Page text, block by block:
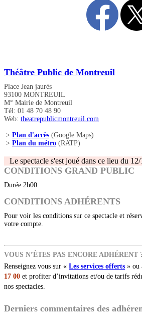
Théâtre Public de Montreuil
Place Jean jaurès
93100 MONTREUIL
M° Mairie de Montreuil
Tél: 01 48 70 48 90
Web: theatrepublicmontreuil.com
> Plan d'accès (Google Maps)
> Plan du métro (RATP)
Le spectacle s'est joué dans ce lieu du
CONDITIONS GRAND PUBLIC
Durée 2h00.
CONDITIONS ADHÉRENTS
Pour voir les conditions sur ce spectacle et
votre compte.
VOUS N’ÊTES PAS ENCORE ADHÉRENT
Renseignez vous sur « Les services offerts » ou
17 00 et profiter d’invitations et/ou de tarifs
nos spectacles.
Derniers commentaires des